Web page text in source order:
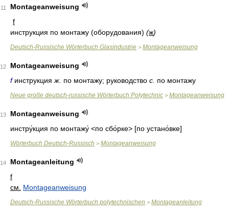
11
Montageanweisung
f
инструкция по монтажу (оборудования) (ж)
Deutsch-Russische Wörterbuch Glasindustrie > Montageanweisung
12
Montageanweisung
fинструкция ж. по монтажу; руководство с. по монтажу
Neue große deutsch-russische Wörterbuch Polytechnic > Montageanweisung
13
Montageanweisung
инстру́кция по монтажу́ <по сбо́рке> [по устано́вке]
Wörterbuch Deutsch-Russisch > Montageanweisung
14
Montageanleitung
f
см.
Montageanweisung
Deutsch-Russische Wörterbuch polytechnischen > Montageanleitung